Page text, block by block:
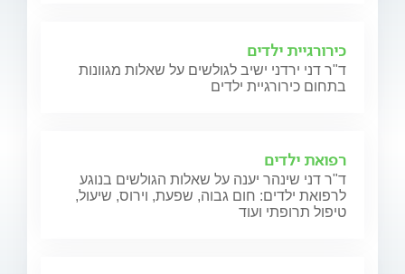
כירורגיית ילדים
ד"ר דני ירדני ישיב לגולשים על שאלות מגוונות
בתחום כירורגיית ילדים
רפואת ילדים
ד"ר דני שינהר יענה על שאלות הגולשים בנוגע
לרפואת ילדים: חום גבוה, שפעת, וירוס, שיעול,
טיפול תרופתי ועוד